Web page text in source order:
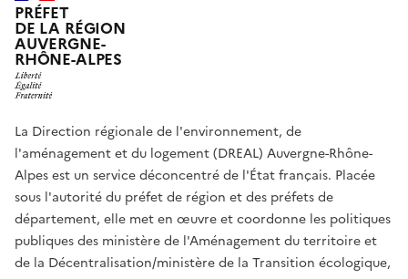
PRÉFET
DE LA RÉGION
AUVERGNE-
RHÔNE-ALPES
La Direction régionale de l'environnement, de
l'aménagement et du logement (DREAL) Auvergne-Rhône-
Alpes est un service déconcentré de l'État français. Placée
sous l'autorité du préfet de région et des préfets de
département, elle met en œuvre et coordonne les politiques
publiques des ministère de l'Aménagement du territoire et
de la Décentralisation/ministère de la Transition écologique,